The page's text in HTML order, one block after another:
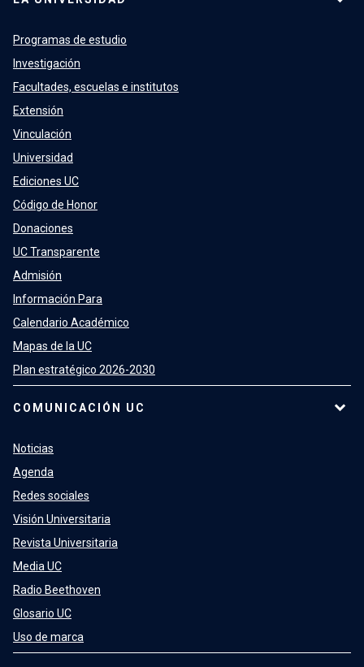
Programas de estudio
Investigación
Facultades, escuelas e institutos
Extensión
Vinculación
Universidad
Ediciones UC
Código de Honor
Donaciones
UC Transparente
Admisión
Información Para
Calendario Académico
Mapas de la UC
Plan estratégico 2026-2030
COMUNICACIÓN UC
Noticias
Agenda
Redes sociales
Visión Universitaria
Revista Universitaria
Media UC
Radio Beethoven
Glosario UC
Uso de marca